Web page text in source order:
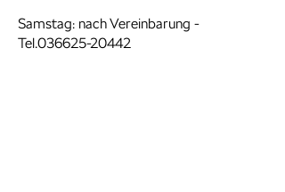
Samstag: nach Vereinbarung -
Tel.036625-20442